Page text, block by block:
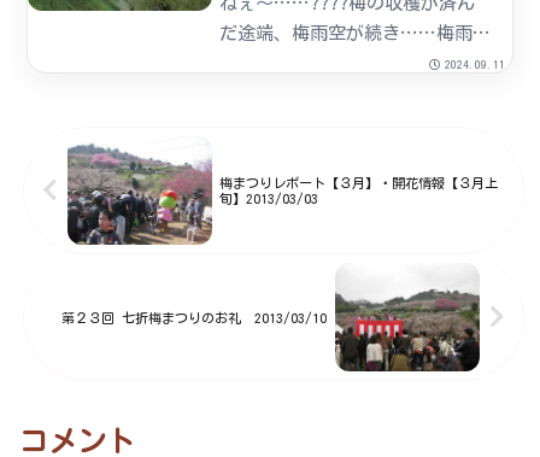
だ途端、梅雨空が続き……梅雨が
明けた！と、思ったら…連日の夏
太陽に、ぐったりとなり、気
2024.09.11
梅まつりレポート【３月】・開花情報【３月上
旬】2013/03/03
第２３回 七折梅まつりのお礼 2013/03/10
コメント